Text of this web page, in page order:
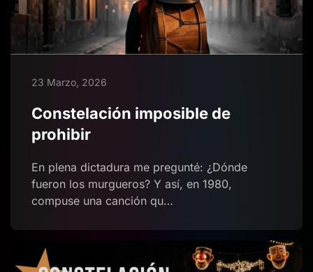
23 Marzo, 2026
Constelación imposible de
prohibir
En plena dictadura me pregunté: ¿Dónde
fueron los murgueros? Y así, en 1980,
compuse una canción qu…